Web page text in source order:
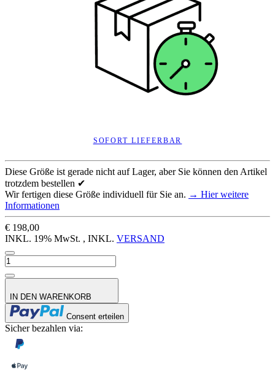
SOFORT LIEFERBAR
Diese Größe ist gerade nicht auf Lager, aber Sie können den Artikel
trotzdem bestellen ✔
Wir fertigen diese Größe individuell für Sie an. → Hier weitere
Informationen
€ 198,00
INKL. 19% MwSt. , INKL. VERSAND
IN DEN WARENKORB
Consent erteilen
Sicher bezahlen via: